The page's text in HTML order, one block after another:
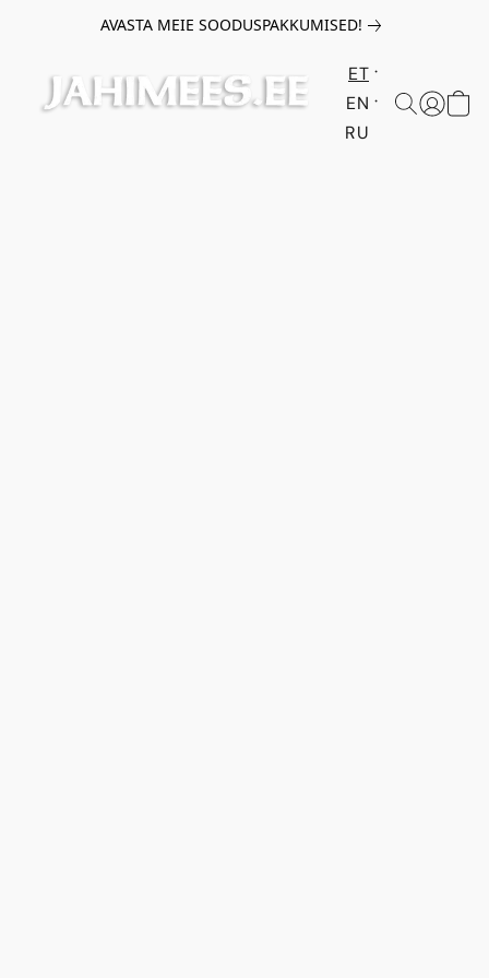
AVASTA MEIE SOODUSPAKKUMISED!
ET
EN
RU